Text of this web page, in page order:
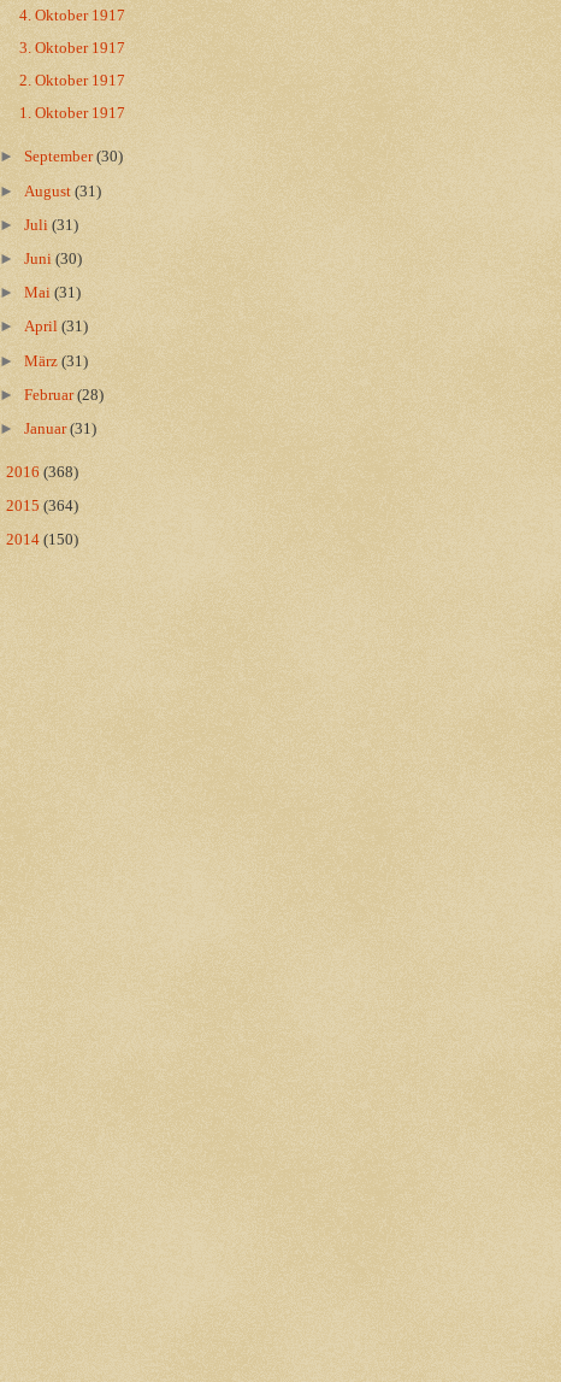
4. Oktober 1917
3. Oktober 1917
2. Oktober 1917
1. Oktober 1917
► September(30)
► August(31)
►Juli(31)
►Juni(30)
►Mai(31)
►April(31)
►März(31)
►Februar(28)
►Januar(31)
2016 (368)
2015 (364)
2014 (150)